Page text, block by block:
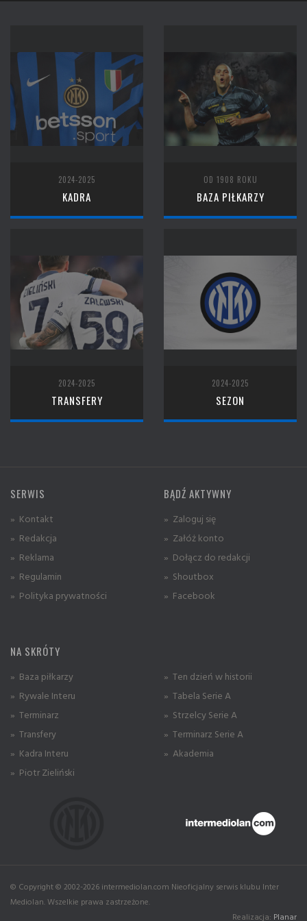
2024-2025
KADRA
OD 1908 ROKU
BAZA PIŁKARZY
2024-2025
TRANSFERY
2024-2025
SEZON
SERWIS
» Kontakt
» Redakcja
» Reklama
» Regulamin
» Polityka prywatności
BĄDŹ AKTYWNY
» Zaloguj się
» Załóż konto
» Dołącz do redakcji
» Shoutbox
» Facebook
NA SKRÓTY
» Baza piłkarzy
» Rywale Interu
» Terminarz
» Transfery
» Kadra Interu
» Piotr Zieliński
» Ten dzień w historii
» Tabela Serie A
» Strzelcy Serie A
» Terminarz Serie A
» Akademia
© Copyright © 2002-2026 intermediolan.com Nieoficjalny serwis klubu Inter
Mediolan. Wszelkie prawa zastrzeżone.
Realizacja: Planar